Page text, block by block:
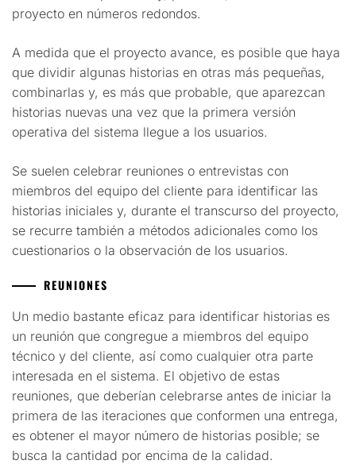
proyecto en números redondos.
A medida que el proyecto avance, es posible que haya
que dividir algunas historias en otras más pequeñas,
combinarlas y, es más que probable, que aparezcan
historias nuevas una vez que la primera versión
operativa del sistema llegue a los usuarios.
Se suelen celebrar reuniones o entrevistas con
miembros del equipo del cliente para identificar las
historias iniciales y, durante el transcurso del proyecto,
se recurre también a métodos adicionales como los
cuestionarios o la observación de los usuarios.
REUNIONES
Un medio bastante eficaz para identificar historias es
un reunión que congregue a miembros del equipo
técnico y del cliente, así como cualquier otra parte
interesada en el sistema. El objetivo de estas
reuniones, que deberían celebrarse antes de iniciar la
primera de las iteraciones que conformen una entrega,
es obtener el mayor número de historias posible; se
busca la cantidad por encima de la calidad.